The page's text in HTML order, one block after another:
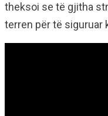
theksoi se të gjitha
terren për të siguruar